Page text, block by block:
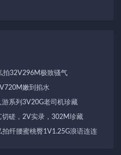
拍32V296M极致骚气
嫩到掐水
系列3V20G老司机珍藏
磋，2V实录，302M珍藏
拍纤腰蜜桃臀1V1.25G浪语连连